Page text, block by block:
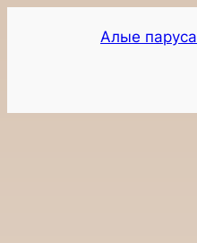
Алые паруса